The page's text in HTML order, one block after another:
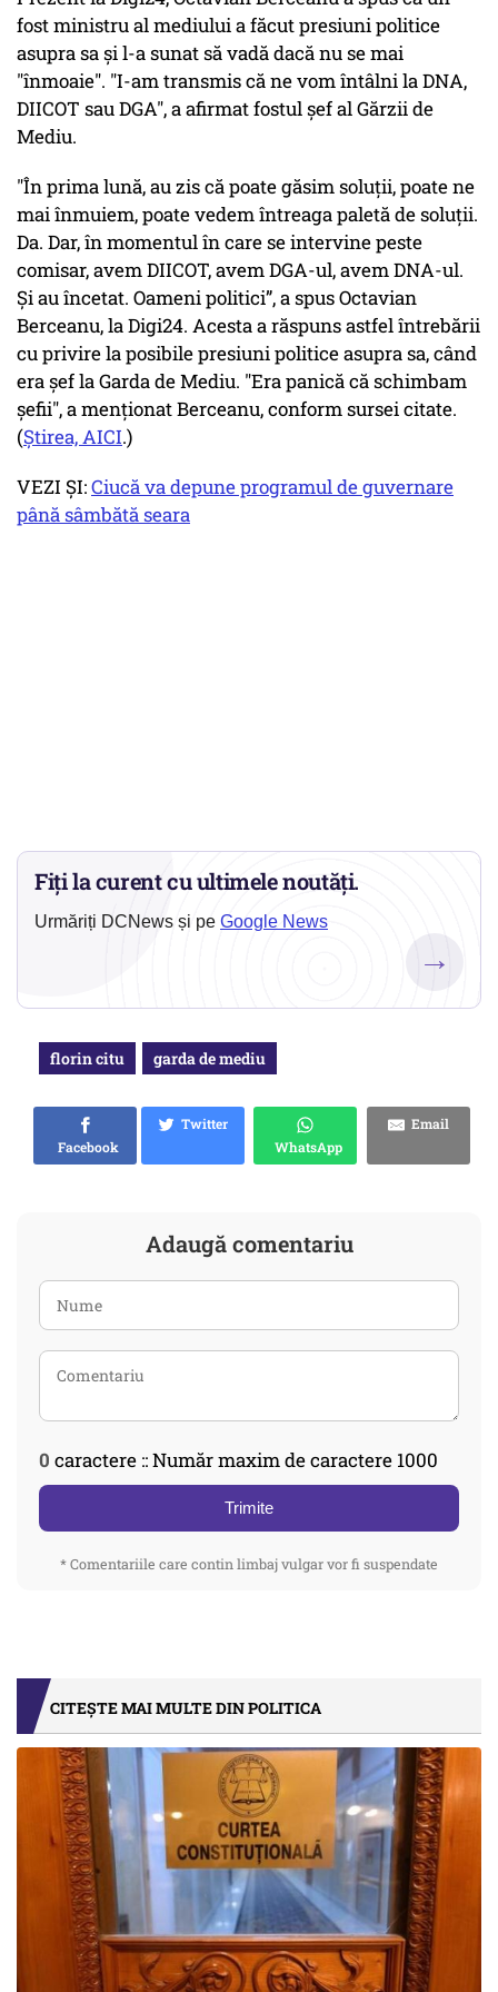
fost ministru al mediului a făcut presiuni politice
asupra sa și l-a sunat să vadă dacă nu se mai
"înmoaie". "I-am transmis că ne vom întâlni la DNA,
DIICOT sau DGA", a afirmat fostul șef al Gărzii de
Mediu.
"În prima lună, au zis că poate găsim soluții, poate ne
mai înmuiem, poate vedem întreaga paletă de soluții.
Da. Dar, în momentul în care se intervine peste
comisar, avem DIICOT, avem DGA-ul, avem DNA-ul.
Și au încetat. Oameni politici”, a spus Octavian
Berceanu, la Digi24. Acesta a răspuns astfel întrebării
cu privire la posibile presiuni politice asupra sa, când
era șef la Garda de Mediu. "Era panică că schimbam
șefii", a menționat Berceanu, conform sursei citate.
(Știrea, AICI.)
VEZI ȘI:Ciucă va depune programul de guvernare
până sâmbătă seara
Fiți la curent cu ultimele noutăți.
Urmăriți DCNews și pe Google News
→
florin citu garda de mediu
Facebook
Twitter
WhatsApp
Email
Adaugă comentariu
0 caractere :: Număr maxim de caractere 1000
Trimite
* Comentariile care contin limbaj vulgar vor fi suspendate
CITEȘTE MAI MULTE DIN POLITICA